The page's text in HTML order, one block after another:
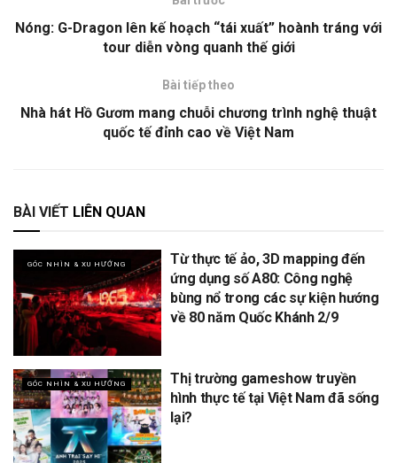
Nóng: G-Dragon lên kế hoạch “tái xuất” hoành tráng với
tour diễn vòng quanh thế giới
Bài tiếp theo
Nhà hát Hồ Gươm mang chuỗi chương trình nghệ thuật
quốc tế đỉnh cao về Việt Nam
BÀI VIẾT LIÊN QUAN
GÓC NHÌN & XU HƯỚNG
Từ thực tế ảo, 3D mapping đến
ứng dụng số A80: Công nghệ
bùng nổ trong các sự kiện hướng
về 80 năm Quốc Khánh 2/9
GÓC NHÌN & XU HƯỚNG
Thị trường gameshow truyền
hình thực tế tại Việt Nam đã sống
lại?